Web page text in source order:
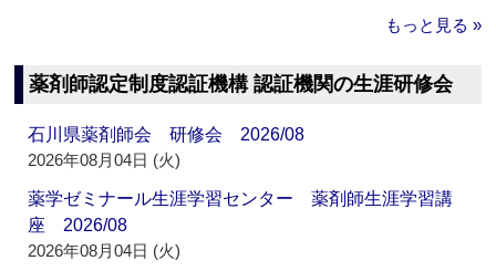
もっと見る »
薬剤師認定制度認証機構 認証機関の生涯研修会
石川県薬剤師会 研修会 2026/08
2026年08月04日 (火)
薬学ゼミナール生涯学習センター 薬剤師生涯学習講
座 2026/08
2026年08月04日 (火)